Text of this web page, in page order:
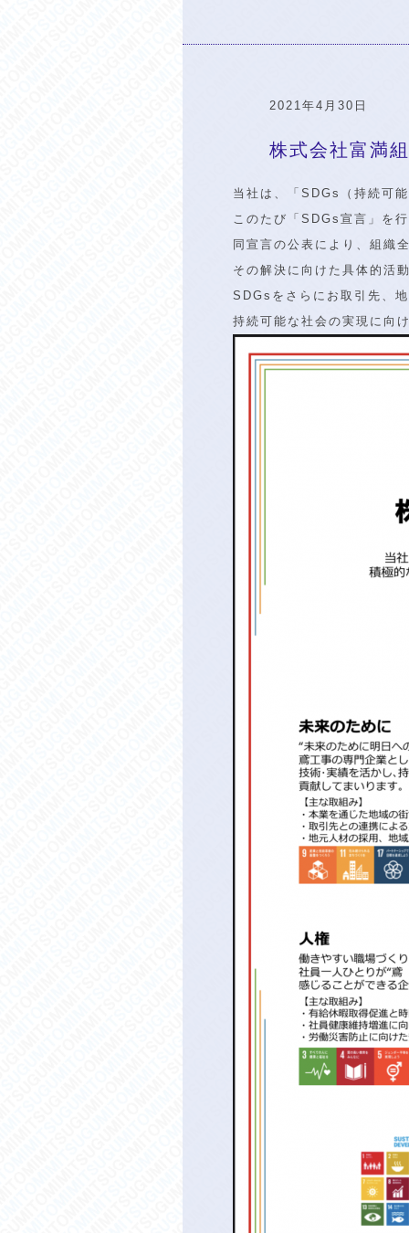
2021年4月30日
株式会社富満
当社は、「SDGs（持続可
このたび「SDGs宣言」を
同宣言の公表により、組織
その解決に向けた具体的活
SDGsをさらにお取引先、
持続可能な社会の実現に向